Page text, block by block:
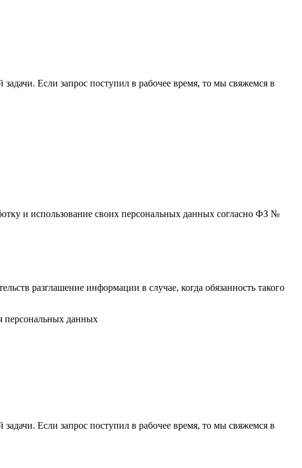
Если запрос поступил в рабочее время, то мы свяжемся в
и использование своих персональных данных согласно ФЗ №
разглашение информации в случае, когда обязанность такого
персональных данных
Если запрос поступил в рабочее время, то мы свяжемся в